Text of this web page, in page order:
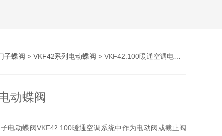
子蝶阀 > VKF42系列电动蝶阀 > VKF42.100暖通空调电动蝶阀
动蝶阀
电动蝶阀VKF42.100暖通空调系统中作为电动阀或截止阀